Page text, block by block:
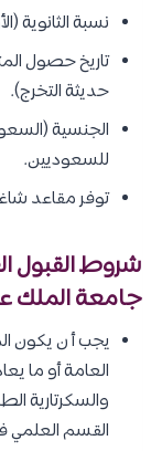
نسبة الثانوية
تاريخ حصول
حديثة التخرج).
الجنسية
للسعوديين.
توفر مقاعد
شروط القبول
جامعة الملك
يجب أ ن يكون
العامة أو ما
والسكرتارية
القسم